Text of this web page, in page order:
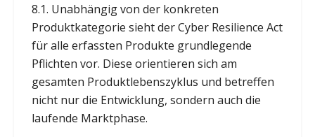
8.1. Unabhängig von der konkreten
Produktkategorie sieht der Cyber Resilience Act
für alle erfassten Produkte grundlegende
Pflichten vor. Diese orientieren sich am
gesamten Produktlebenszyklus und betreffen
nicht nur die Entwicklung, sondern auch die
laufende Marktphase.